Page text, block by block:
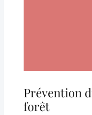
Prévention
forêt